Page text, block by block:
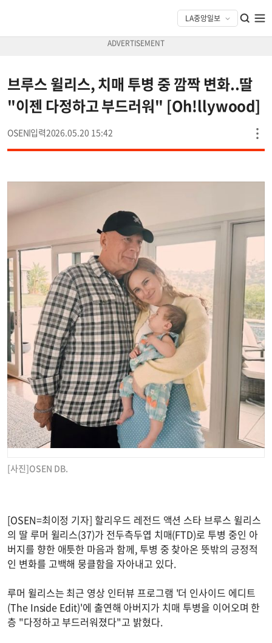
브루스 윌리스, 치매 투병 중 깜짝 변화..딸
"이젠 다정하고 부드러워" [Oh!llywood]
OSEN 2026.05.20 15:42
[사진]OSEN DB.
[OSEN=최이정 기자] 할리우드 레전드 액션 스타 브루스 윌리스
의 딸 루머 윌리스(37)가 전두측두엽 치매(FTD)로 투병 중인 아
버지를 향한 애틋한 마음과 함께, 투병 중 찾아온 뜻밖의 긍정적
인 변화를 고백해 뭉클함을 자아내고 있다.
루머 윌리스는 최근 영상 인터뷰 프로그램 '더 인사이드 에디트
(The Inside Edit)'에 출연해 아버지가 치매 투병을 이어오며 한
층 "다정하고 부드러워졌다"고 밝혔다.